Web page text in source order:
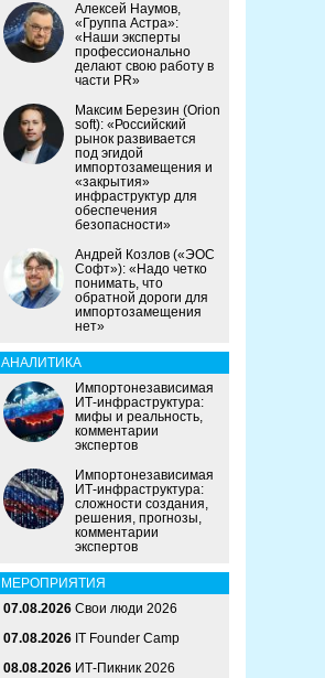
Алексей Наумов,
«Группа Астра»:
«Наши эксперты
профессионально
делают свою работу в
части PR»
Максим Березин (Orion
soft): «Российский
рынок развивается
под эгидой
импортозамещения и
«закрытия»
инфраструктур для
обеспечения
безопасности»
Андрей Козлов («ЭОС
Софт»): «Надо четко
понимать, что
обратной дороги для
импортозамещения
нет»
АНАЛИТИКА
Импортонезависимая
ИТ-инфраструктура:
мифы и реальность,
комментарии
экспертов
Импортонезависимая
ИТ-инфраструктура:
сложности создания,
решения, прогнозы,
комментарии
экспертов
МЕРОПРИЯТИЯ
07.08.2026 Свои люди 2026
07.08.2026 IT Founder Camp
08.08.2026 ИТ-Пикник 2026